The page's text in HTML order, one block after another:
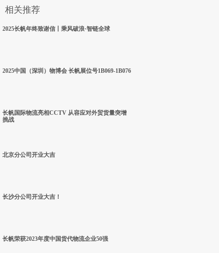
相关推荐
2025长帆年终致谢信丨乘风破浪·智链全球
2025中国（深圳）物博会 长帆展位号1B069-1B076
长帆国际物流亮相CCTV 从容应对外贸货量突增
挑战
北京分公司开业大吉
长沙分公司开业大吉！
长帆荣获2023年度中国货代物流企业50强